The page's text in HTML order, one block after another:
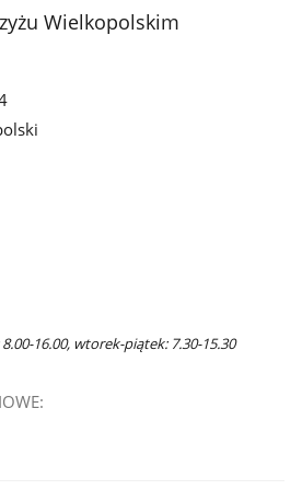
Wielkopolskim
16.00, wtorek-piątek: 7.30-15.30